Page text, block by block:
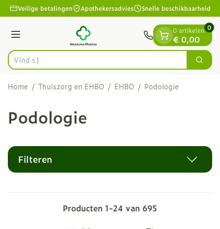
Ga naar de inhoud
1 van 1
Veilige betalingen Apothekersadvies Snelle beschikbaarheid
Menu
Product, merk, categorie...
Vind snel wondve Zoek
0 artikelen
€ 0,00
0
Home / Thuiszorg en EHBO / EHBO / Podologie
Podologie
Filteren
Producten 1-24 van 695